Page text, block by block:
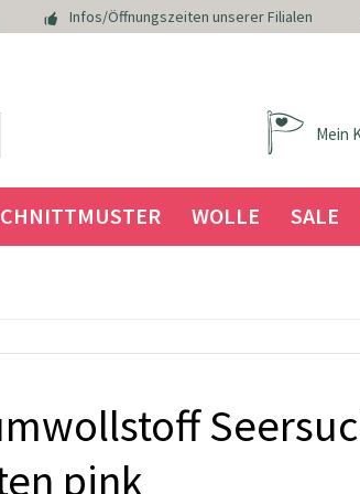
Infos/Öffnungszeiten unserer Filialen
Mein
WOLLE SALE
pink